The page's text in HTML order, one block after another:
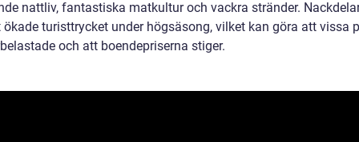
nattliv, fantastiska matkultur och vackra stränder.
ökade turisttrycket under högsäsong, vilket kan göra att vissa
och att boendepriserna stiger.